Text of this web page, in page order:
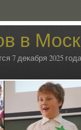
в
7 декабря 2025